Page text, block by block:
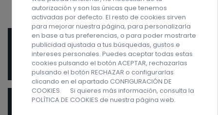
-Transformación Digital
alineada a la Gestión por
procesos de una ONG
- Los ODS como
autorización y son las únicas que tenemos
activadas por defecto. El resto de cookies sirven
para mejorar nuestra página, para personalizarla
en base a tus preferencias, o para poder mostrarte
publicidad ajustada a tus búsquedas, gustos e
intereses personales. Puedes aceptar todas estas
cookies pulsando el botón ACEPTAR, rechazarlas
pulsando el botón RECHAZAR o configurarlas
clicando en el apartado CONFIGURACIÓN DE
COOKIES. Si quieres más información, consulta la
POLÍTICA DE COOKIES de nuestra página web.